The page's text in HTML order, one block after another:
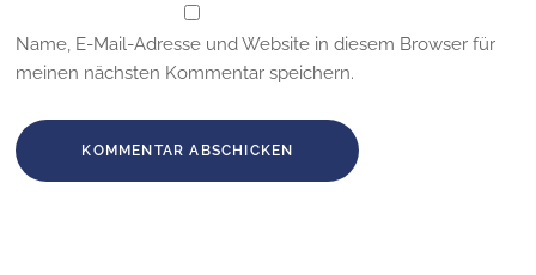
Name, E-Mail-Adresse und Website in diesem Browser für
meinen nächsten Kommentar speichern.